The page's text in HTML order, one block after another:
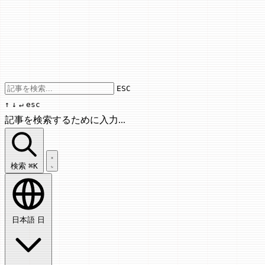
Use arrow keys to navigate results,
ESC
↑ ↓ ↵ esc
記事を検索するために入力...
記事を検索...
検索 ⌘K
日本語 日